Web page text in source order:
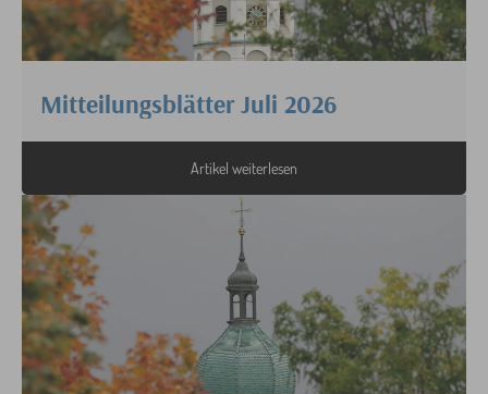
Mitteilungsblätter Juli 2026
Artikel weiterlesen